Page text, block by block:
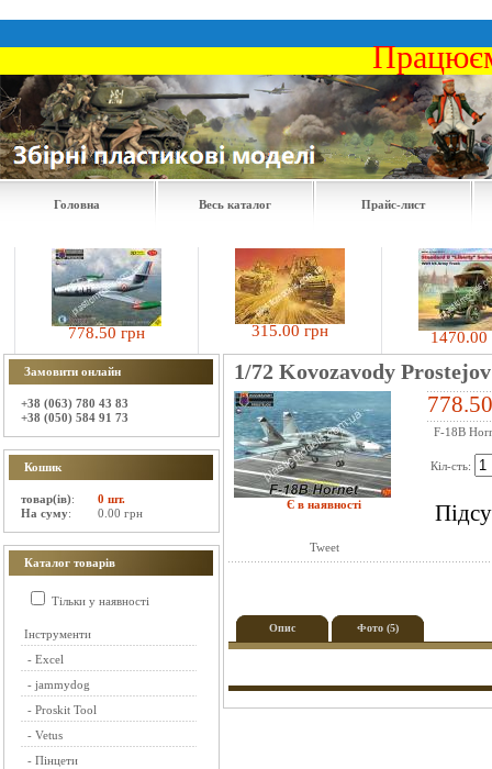
Головна Весь каталог Прайс-лист
778.50 грн 315.00 грн 1470.00 грн
Замовити онлайн
+38 (063) 780 43 83
+38 (050) 584 91 73
Кошик
товар(ів):
0 шт.
На суму: 0.00 грн
Каталог товарів
Тільки у наявності
Інструменти
- Excel
- jammydog
- Proskit Tool
- Vetus
- Пінцети
1/72 Kovozavody
Є в наявності
Tweet
F-18B
Кіл-сть:
Опис Фото (5)